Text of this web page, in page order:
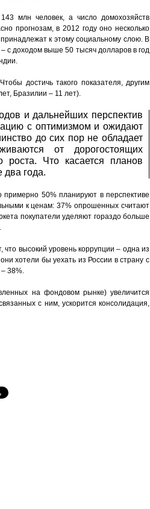
млн человек, а число домохозяйств
прогнозам, в 2012 году оно несколько
к этому социальному слою. В
с доходом выше 50 тысяч долларов в год
достичь такого показателя, другим
Бразилии – 11 лет).
и дальнейших перспектив
с оптимизмом и ожидают
до сих пор не обладает
от дорогостоящих
роста. Что касается планов
два года.
50% планируют в перспективе
к ценам: 37% опрошенных считают
покупатели уделяют гораздо больше
высокий уровень коррупции – одна из
хотели бы уехать из России в страну с
38%.
на фондовом рынке) увеличится
с ним, ускорится консолидация,